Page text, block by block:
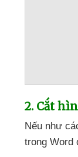
2. Cắt
Nếu như
trong Word